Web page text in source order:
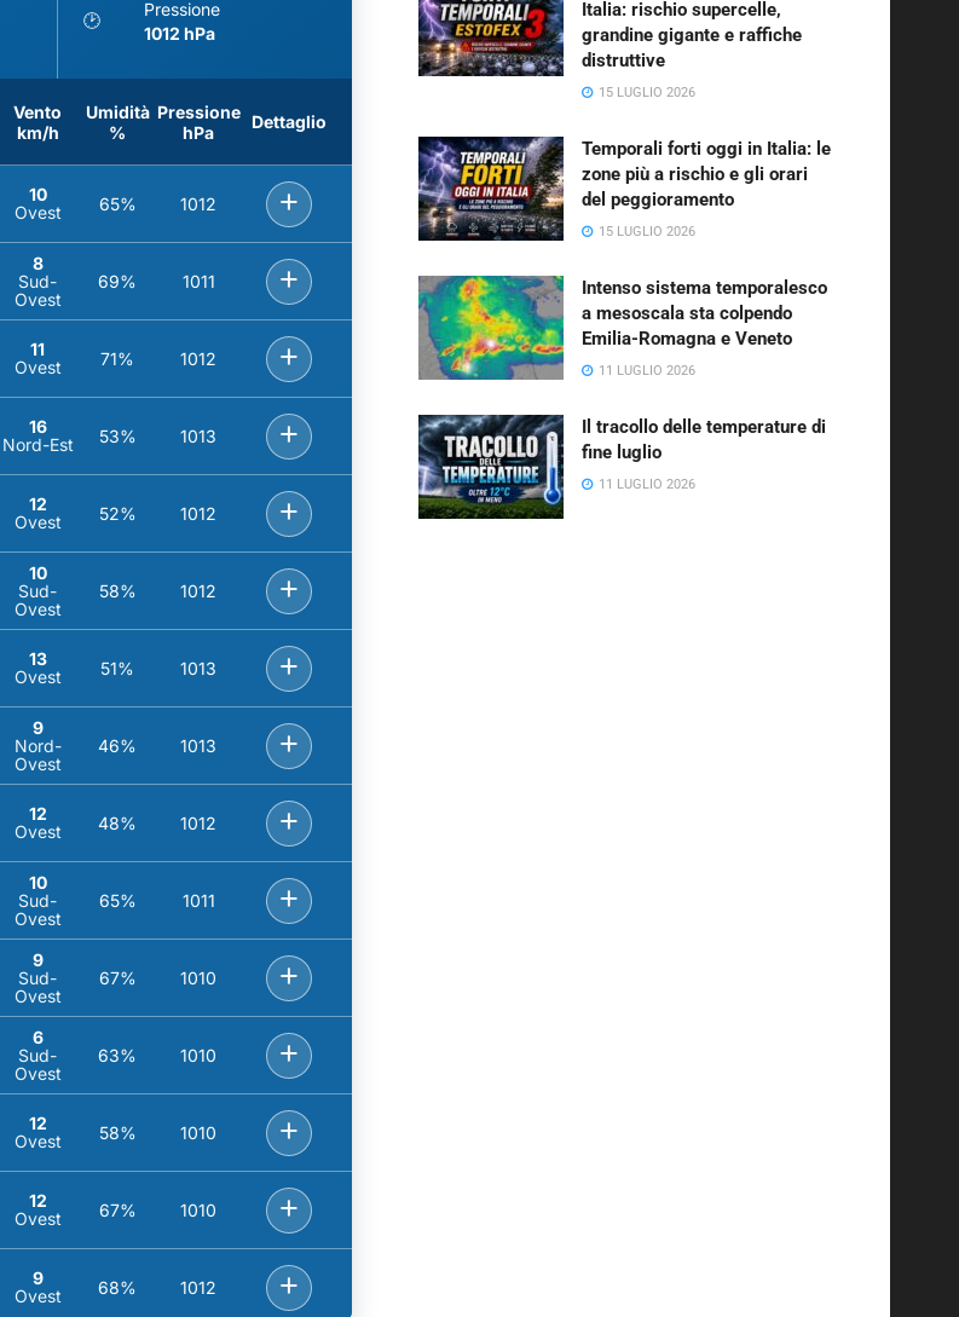
🕑
Pressione
1012 hPa
Vento
km/h
Umidità
%
Pressione
hPa
Dettaglio
10
Ovest
65% 1012 +
8
Sud-
Ovest
69% 1011 +
11
Ovest
71% 1012 +
16
Nord-Est
53% 1013 +
12
Ovest
52% 1012 +
10
Sud-
Ovest
58% 1012 +
13
Ovest
51% 1013 +
9
Nord-
Ovest
46% 1013 +
12
Ovest
48% 1012 +
10
Sud-
Ovest
65% 1011 +
9
Sud-
Ovest
67% 1010 +
6
Sud-
Ovest
63% 1010 +
12
Ovest
58% 1010 +
12
Ovest
67% 1010 +
9
Ovest
68% 1012 +
Italia: rischio supercelle,
grandine gigante e raffiche
distruttive
15 LUGLIO 2026
Temporali forti oggi in Italia: le
zone più a rischio e gli orari
del peggioramento
15 LUGLIO 2026
Intenso sistema temporalesco
a mesoscala sta colpendo
Emilia-Romagna e Veneto
11 LUGLIO 2026
Il tracollo delle temperature di
fine luglio
11 LUGLIO 2026